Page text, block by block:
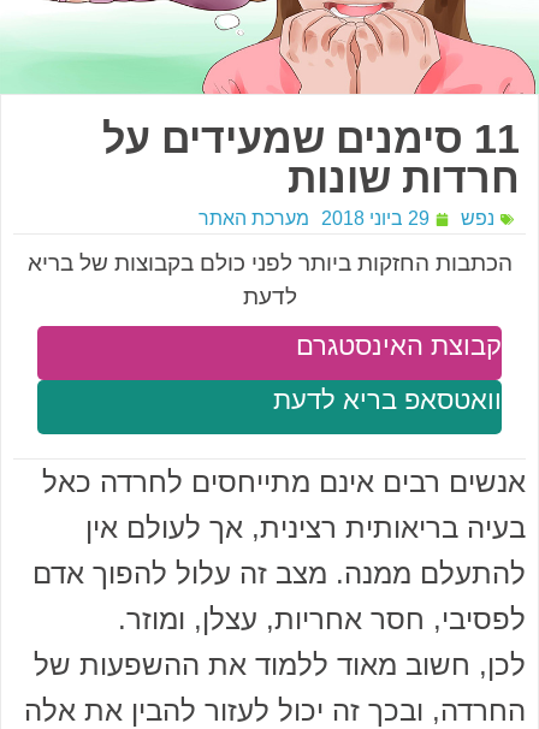
11 סימנים שמעידים על
חרדות שונות
נפש 29 ביוני 2018 מערכת האתר
הכתבות החזקות ביותר לפני כולם בקבוצות של בריא
לדעת
וואטסאפ בריא לדעת
קבוצת האינסטגרם
אנשים רבים אינם מתייחסים לחרדה כאל
בעיה בריאותית רצינית, אך לעולם אין
להתעלם ממנה. מצב זה עלול להפוך אדם
לפסיבי, חסר אחריות, עצלן, ומוזר.
לכן, חשוב מאוד ללמוד את ההשפעות של
החרדה, ובכך זה יכול לעזור להבין את אלה